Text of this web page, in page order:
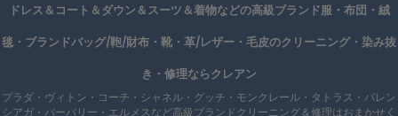
ドレス＆コート＆ダウン＆スーツ＆着物などの高級ブランド服・布団・絨
毯・ブランドバッグ/鞄/財布・靴・革/レザー・毛皮のクリーニング・染み抜
き・修理ならクレアン
プラダ・ヴィトン・コーチ・シャネル・グッチ・モンクレール・タトラス・バレン
シアガ・バーバリー・エルメスなど高級ブランドクリーニング＆修理はおまかせく